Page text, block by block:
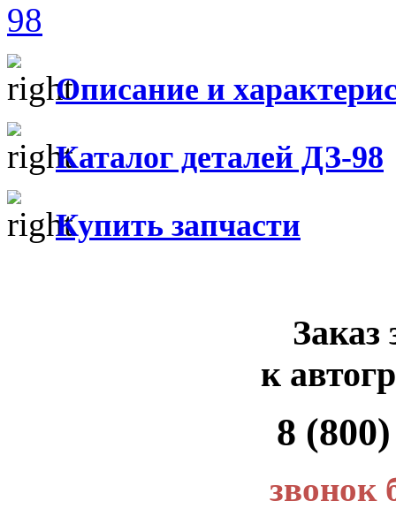
Описание и
Каталог деталей ДЗ-98
Купить запчасти
Заказ
к
8
звонок